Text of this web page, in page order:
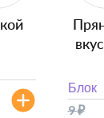
Блок
9₽